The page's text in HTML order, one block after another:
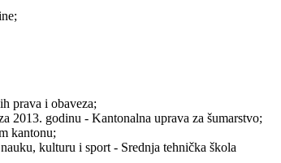
prava i obaveza;
2013. godinu - Kantonalna uprava za šumarstvo;
kantonu;
kulturu i sport - Srednja tehnička škola